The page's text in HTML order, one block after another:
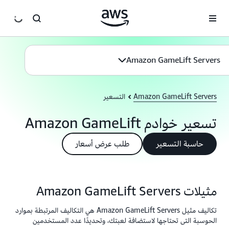
Amazon GameLift Servers
Amazon GameLift Servers التسعير
تسعير خوادم Amazon GameLift
حاسبة التسعير طلب عرض أسعار
مثيلات Amazon GameLift Servers
تكاليف مثيل Amazon GameLift Servers هي التكاليف المرتبطة بموارد
الحوسبة التي تحتاجها لاستضافة لعبتك، وتحديدًا عدد المستخدمين